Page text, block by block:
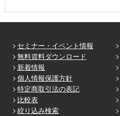
セミナー・イベント情報
無料資料ダウンロード
新着情報
個人情報保護方針
特定商取引法の表記
比較表
絞り込み検索